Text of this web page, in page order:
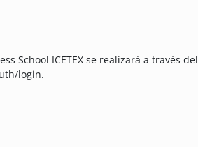
School ICETEX se realizará a través del
login.